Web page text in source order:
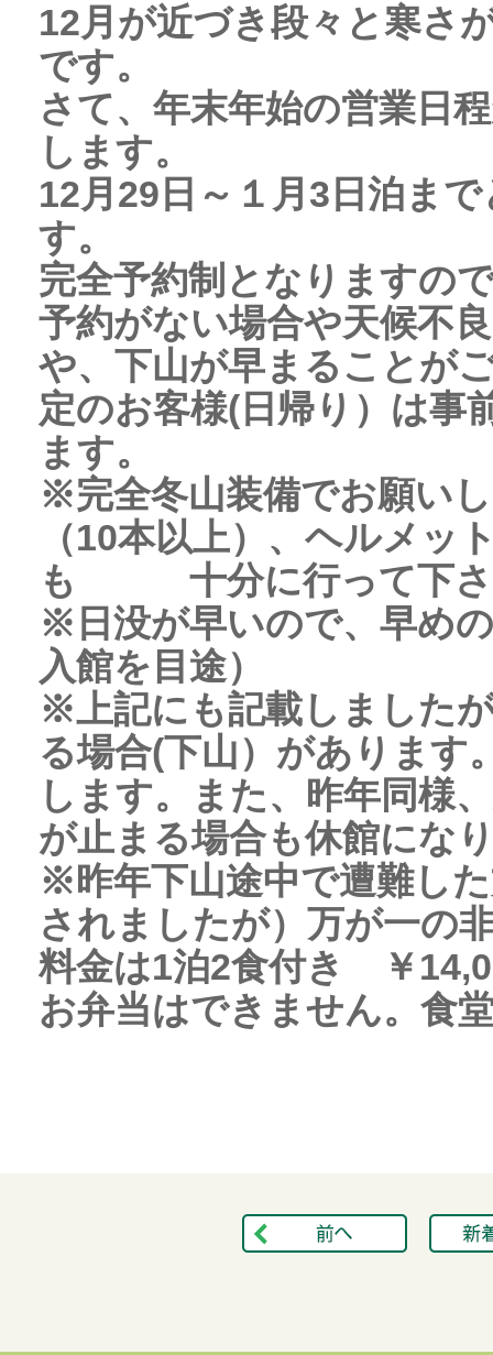
12月が近づき段々と寒さ
です。
さて、年末年始の営業日
します。
12月29日～１月3日泊ま
す。
完全予約制となりますの
予約がない場合や天候不
や、下山が早まることが
定のお客様(日帰り）は事
ます。
※完全冬山装備でお願い
（10本以上）、ヘルメッ
も 十分に行って下
※日没が早いので、早め
入館を目途）
※上記にも記載しました
る場合(下山）があります
します。また、昨年同様
が止まる場合も休館にな
※昨年下山途中で遭難し
されましたが）万が一の
料金は1泊2食付き ￥
お弁当はできません。食